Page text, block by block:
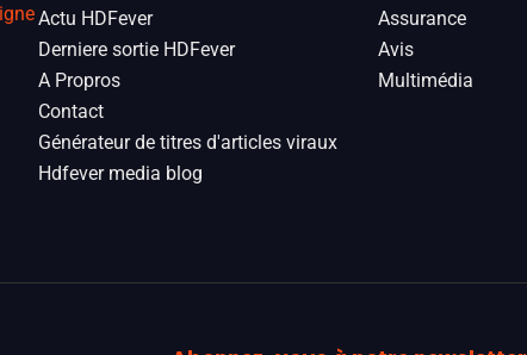
Actu HDFever
Derniere sortie HDFever
A Propros
Contact
Générateur de titres d'articles viraux
Hdfever media blog
Assurance
Avis
Multimédia